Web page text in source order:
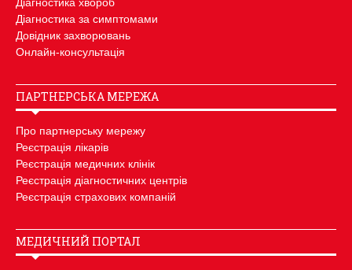
Діагностика за симптомами
Довідник захворювань
Онлайн-консультація
ПАРТНЕРСЬКА МЕРЕЖА
Про партнерську мережу
Реєстрація лікарів
Реєстрація медичних клінік
Реєстрація діагностичних центрів
Реєстрація страхових компаній
МЕДИЧНИЙ ПОРТАЛ